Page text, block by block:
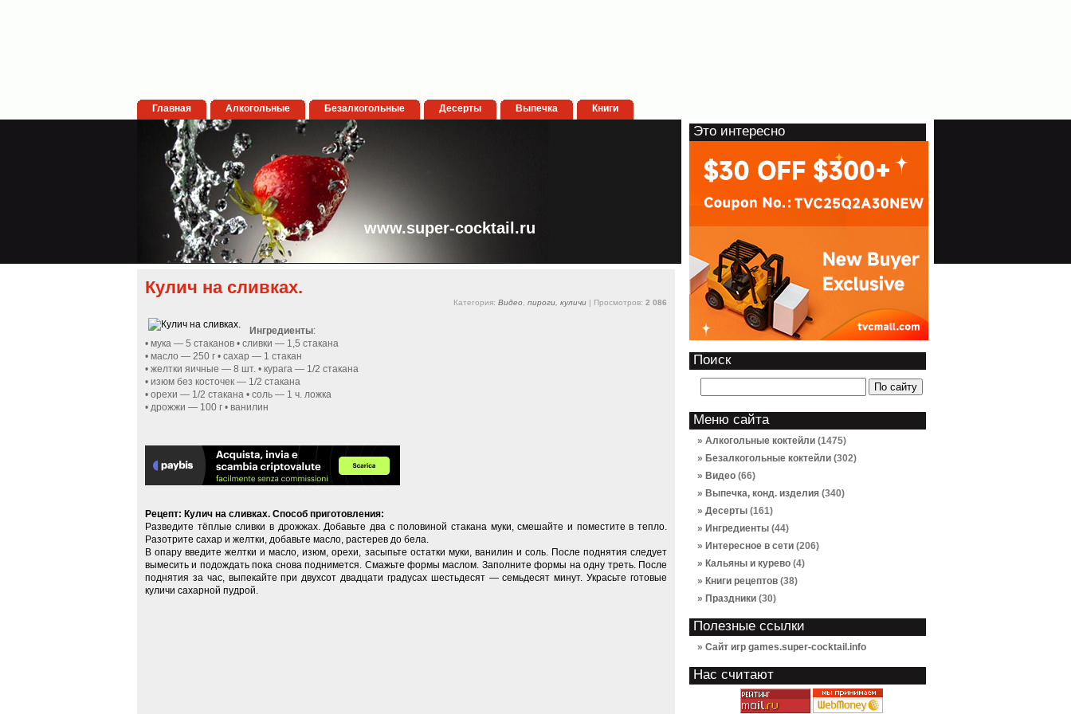
Главная Алкогольные Безалкогольные Десерты Выпечка Книги
www.super-cocktail.ru
Кулич на сливках.
Категория: Видео пироги, куличи | Просмотров: 2 086
Ингредиенты:
• мука — 5 стаканов • сливки — 1,5 стакана
• масло — 250 г • сахар — 1 стакан
• желтки яичные — 8 шт. • курага — 1/2 стакана
• изюм без косточек — 1/2 стакана
• орехи — 1/2 стакана • соль — 1 ч. ложка
• дрожжи — 100 г • ванилин
Рецепт: Кулич на сливках. Способ приготовления:
Разведите тёплые сливки в дрожжах. Добавьте два с половиной стакана муки, смешайте и поместите в тепло.
Разотрите сахар и желтки, добавьте масло, растерев до бела.
В опару введите желтки и масло, изюм, орехи, засыпьте остатки муки, ванилин и соль. После поднятия следует
вымесить и подождать пока снова поднимется. Смажьте формы маслом. Заполните формы на одну треть. После
поднятия за час, выпекайте при двухсот двадцати градусах шестьдесят — семьдесят минут. Украсьте готовые
куличи сахарной пудрой.
Это интересно
Поиск
Меню сайта
Алкогольные коктейли (1475)
Безалкогольные коктейли (302)
Видео (66)
Выпечка, конд. изделия (340)
Десерты (161)
Ингредиенты (44)
Интересное в сети (206)
Кальяны и курево (4)
Книги рецептов (38)
Праздники (30)
Полезные ссылки
Сайт игр games.super-cocktail.info
Нас считают